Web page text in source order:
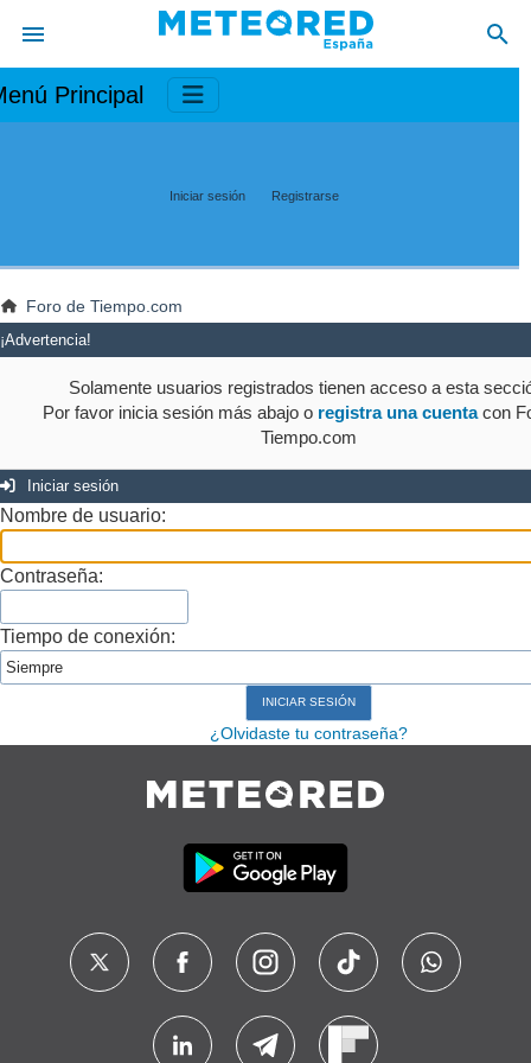
Principal
Iniciar sesión Registrarse
Foro de Tiempo.com
¡Advertencia!
Solamente usuarios registrados tienen acceso a esta
Por favor inicia sesión más abajo o registra una cuentacon
Tiempo.com
Iniciar sesión
Nombre de usuario:
Contraseña:
Tiempo de conexión:
¿Olvidaste tu contraseña?